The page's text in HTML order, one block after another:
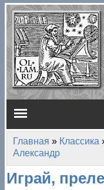
Перейти к основному
Главное меню
Вы здесь
Главная » Классика
Александр
Играй,